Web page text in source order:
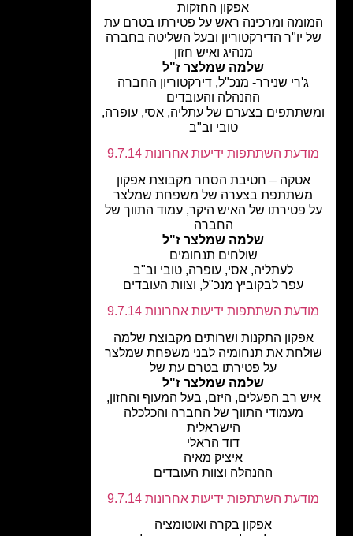
אפקון החזקות
ומרכינה ראש על פטירתו בטרם עת
יו"ר הדירקטוריון ובעל השליטה בחברה
מנהיג ואיש חזון
שלמה שמלצר ז"ל
ג'רי שנירר- מנכ"ל, דירקטוריון החברה
ההנהלה והעובדים
בצערם של עתליה, אסי, עופרה,
טובי וב"ב
השתתפות ידיעות אחרונות 9.7.14
אטקה – חטיבת הסחר מקבוצת אפקון
בצערה של משפחת שמלצר
פטירתו של האיש היקר, עמוד התווך של
שלמה שמלצר ז"ל
שולחים תנחומים
לעתליה, אסי, עופרה, טובי וב"ב
עפר לבקוביץ מנכ"ל, וצוות העובדים
השתתפות ידיעות אחרונות 9.7.14
התקנות ושרותים מקבוצת שלמה
את תנחומיה לבני משפחת שמלצר
על פטירתו בטרם עת של
שלמה שמלצר ז"ל
רב הפעלים, היזם, בעל המעוף והחזון,
מעמודי התווך של החברה והכלכלה
הישראלית
דוד הראלי
איציק מאיה
ההנהלה וצוות העובדים
השתתפות ידיעות אחרונות 9.7.14
אפקון בקרה ואוטומציה